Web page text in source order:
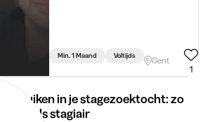
Min. 1 Maand Voltijds
Gent
1
gebruiken in je stagezoektocht: zo
je op als stagiair